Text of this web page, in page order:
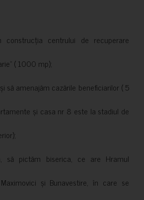
construcția centrului de recuperare
( 1000 mp);
să amenajăm cazările beneficiarilor ( 5
și casa nr 8 este la stadiul de
să pictăm biserica, ce are Hramul
și Bunavestire, în care se